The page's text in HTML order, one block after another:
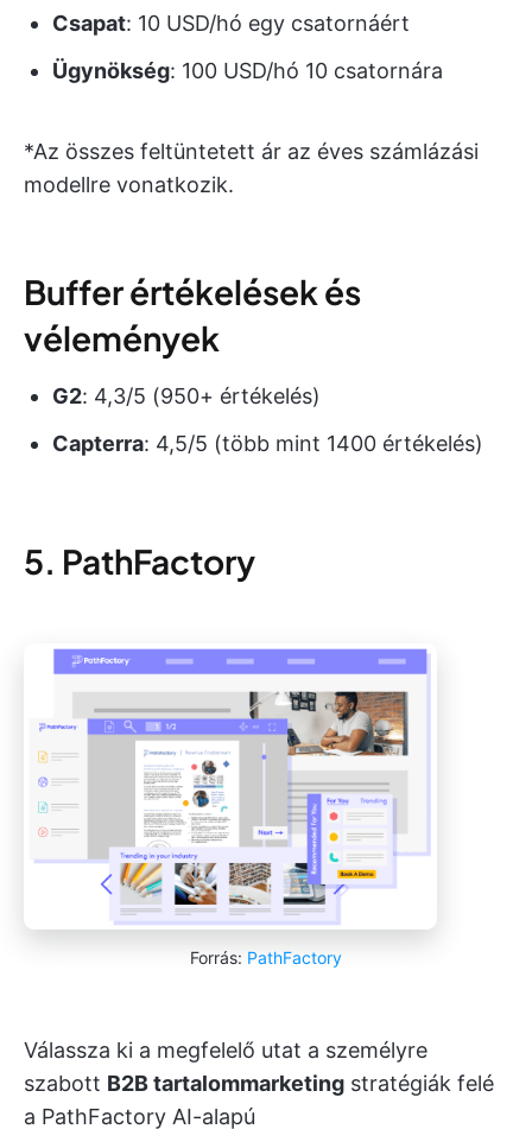
Csapat: 10 USD/hó egy csatornáért
Ügynökség: 100 USD/hó 10 csatornára
*Az összes feltüntetett ár az éves számlázási
modellre vonatkozik.
Buffer értékelések és
vélemények
G2: 4,3/5 (950+ értékelés)
Capterra: 4,5/5 (több mint 1400 értékelés)
5. PathFactory
Forrás: PathFactory
Válassza ki a megfelelő utat a személyre
szabott B2B tartalommarketing stratégiák felé
a PathFactory AI-alapú